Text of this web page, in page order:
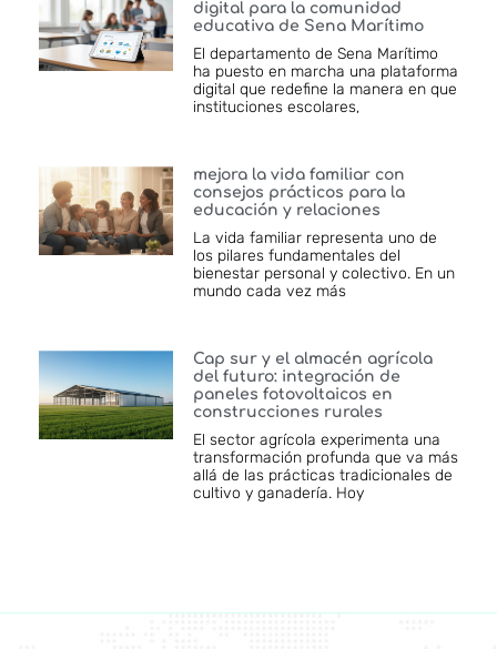
digital para la comunidad
educativa de Sena Marítimo
El departamento de Sena Marítimo
ha puesto en marcha una plataforma
digital que redefine la manera en que
instituciones escolares,
mejora la vida familiar con
consejos prácticos para la
educación y relaciones
La vida familiar representa uno de
los pilares fundamentales del
bienestar personal y colectivo. En un
mundo cada vez más
Cap sur y el almacén agrícola
del futuro: integración de
paneles fotovoltaicos en
construcciones rurales
El sector agrícola experimenta una
transformación profunda que va más
allá de las prácticas tradicionales de
cultivo y ganadería. Hoy